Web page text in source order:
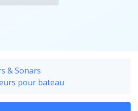
& Sonars
pour bateau